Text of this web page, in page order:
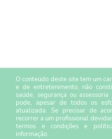
O conteúdo deste site tem um
e de entretenimento, não
saúde, segurança ou
pode, apesar de todos os
atualizada. Se precisar de
recorrer a um profissional
termos e condiçõese
informação.